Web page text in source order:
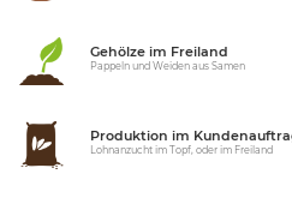
Gehölze im Freiland
Pappeln und Weiden aus Samen
Produktion im
Lohnanzucht im Topf, oder im Freiland